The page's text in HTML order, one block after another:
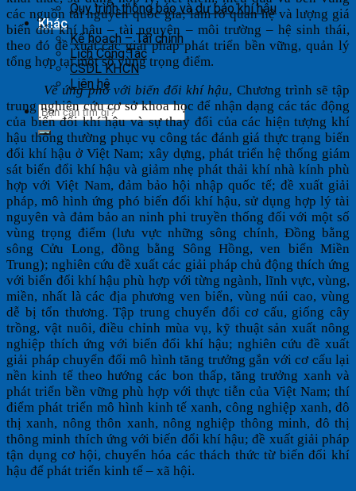
Quy trình thông báo và dự báo khí hậu
Khác
Kế hoạch – Tài chính
Lịch Công Tác
CSDL KHCN
Liên hệ
các nguồn tài nguyên quốc gia; làm rõ quan hệ và lượng giá
biến đổi khí hậu – tài nguyên – môi trường – hệ sinh thái,
theo đó đề xuất các giải pháp phát triển bền vững, quản lý
tổng hợp tại một số vùng trọng điểm.
Về ứng phó với biến đổi khí hậu, Chương trình sẽ tập
trung nghiên cứu cơ sở khoa học để nhận dạng các tác động
của biến đổi khí hậu và sự thay đổi của các hiện tượng khí
hậu thông thường phục vụ công tác đánh giá thực trạng biến
đổi khí hậu ở Việt Nam; xây dựng, phát triển hệ thống giám
sát biến đổi khí hậu và giảm nhẹ phát thải khí nhà kính phù
hợp với Việt Nam, đảm bảo hội nhập quốc tế; đề xuất giải
pháp, mô hình ứng phó biến đổi khí hậu, sử dụng hợp lý tài
nguyên và đảm bảo an ninh phi truyền thống đối với một số
vùng trọng điểm (lưu vực những sông chính, Đồng bằng
sông Cửu Long, đồng bằng Sông Hồng, ven biển Miền
Trung); nghiên cứu đề xuất các giải pháp chủ động thích ứng
với biến đổi khí hậu phù hợp với từng ngành, lĩnh vực, vùng,
miền, nhất là các địa phương ven biển, vùng núi cao, vùng
dễ bị tổn thương. Tập trung chuyển đổi cơ cấu, giống cây
trồng, vật nuôi, điều chỉnh mùa vụ, kỹ thuật sản xuất nông
nghiệp thích ứng với biến đổi khí hậu; nghiên cứu đề xuất
giải pháp chuyển đổi mô hình tăng trưởng gắn với cơ cấu lại
nền kinh tế theo hướng các bon thấp, tăng trưởng xanh và
phát triển bền vững phù hợp với thực tiễn của Việt Nam; thí
điểm phát triển mô hình kinh tế xanh, công nghiệp xanh, đô
thị xanh, nông thôn xanh, nông nghiệp thông minh, đô thị
thông minh thích ứng với biến đổi khí hậu; đề xuất giải pháp
tận dụng cơ hội, chuyển hóa các thách thức từ biến đổi khí
hậu để phát triển kinh tế – xã hội.